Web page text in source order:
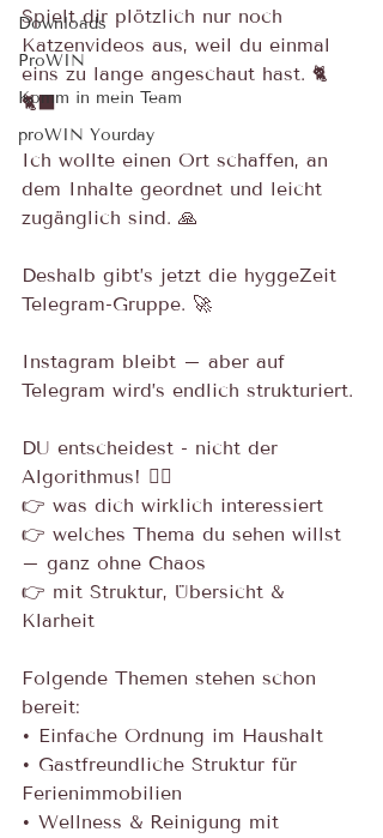
Downloads
ProWIN
Komm in mein Team
proWIN Yourday
Spielt dir plötzlich nur noch
Katzenvideos aus, weil du einmal
eins zu lange angeschaut hast. 🐈
🐈‍⬛
Ich wollte einen Ort schaffen, an
dem Inhalte geordnet und leicht
zugänglich sind. 🙏
Deshalb gibt’s jetzt die hyggeZeit
Telegram-Gruppe. 🚀
Instagram bleibt – aber auf
Telegram wird’s endlich strukturiert.
DU entscheidest - nicht der
Algorithmus! 🙅‍♀️
👉 was dich wirklich interessiert
👉 welches Thema du sehen willst
– ganz ohne Chaos
👉 mit Struktur, Übersicht &
Klarheit
Folgende Themen stehen schon
bereit:
• Einfache Ordnung im Haushalt
• Gastfreundliche Struktur für
Ferienimmobilien
• Wellness & Reinigung mit